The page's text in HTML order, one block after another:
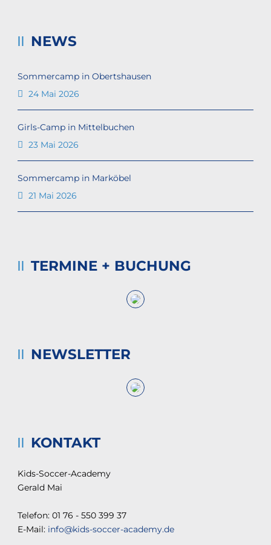
NEWS
Sommercamp in Obertshausen
24 Mai 2026
Girls-Camp in Mittelbuchen
23 Mai 2026
Sommercamp in Marköbel
21 Mai 2026
TERMINE + BUCHUNG
NEWSLETTER
KONTAKT
Kids-Soccer-Academy
Gerald Mai
Telefon: 01 76 - 550 399 37
E-Mail: info@kids-soccer-academy.de